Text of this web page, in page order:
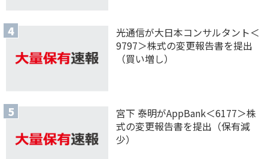
光通信が大日本コンサルタント＜
9797＞株式の変更報告書を提出
（買い増し）
宮下 泰明がAppBank＜6177＞株
式の変更報告書を提出（保有減
少）